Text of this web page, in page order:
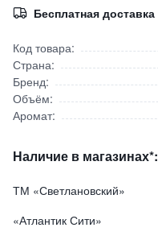
Бесплатная доставка
Код товара:
Страна:
Бренд:
Объём:
Аромат:
Наличие в магазинах*:
ТМ «Светлановский»
«Атлантик Сити»